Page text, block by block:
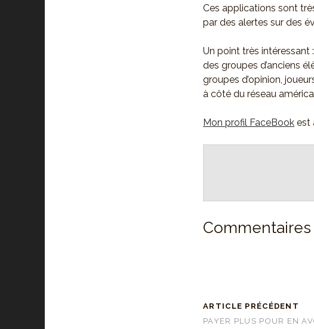
Ces applications sont
par des alertes sur des
Un point très
des groupes d’anciens
groupes d’opinion,
à côté du réseau
Mon profil FaceBook est
ARTICLE PRÉCÉDENT
PAYER PLUS POUR EN